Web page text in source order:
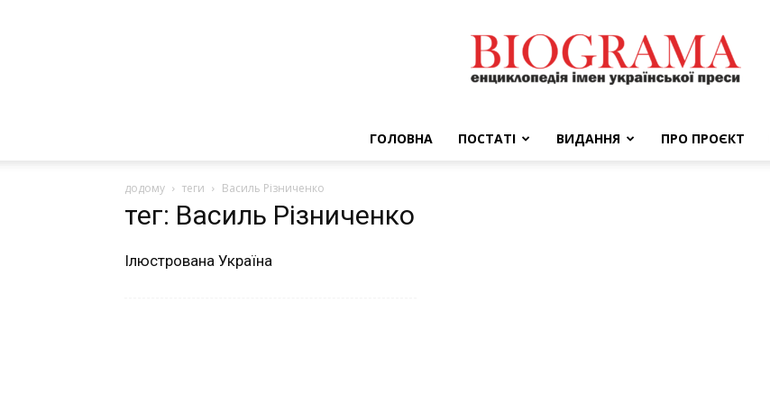
BIOGRAMA
ГОЛОВНА ПОСТАТІ ВИДАННЯ ПРО ПРОЄКТ
додому теги Василь Різниченко
тег: Василь Різниченко
Ілюстрована Україна